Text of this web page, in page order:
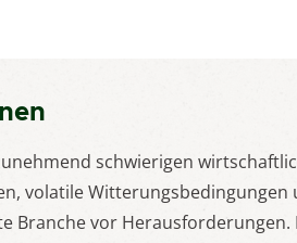
schwierigen
volatile Witterungsbedingungen
Branche vor Herausforderungen.